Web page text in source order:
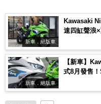
新車．絕版車
Kawasaki
速四缸聲浪
新車．絕版車
【新車】
式8月發售